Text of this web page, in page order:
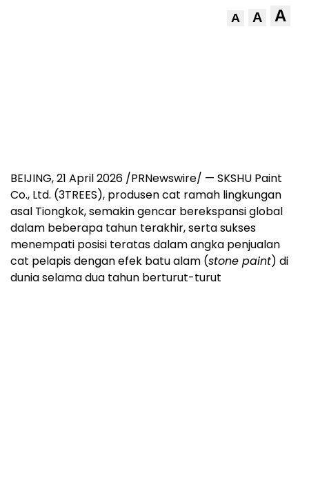
A A A
BEIJING, 21 April 2026 /PRNewswire/ — SKSHU Paint
Co., Ltd. (3TREES), produsen cat ramah lingkungan
asal Tiongkok, semakin gencar berekspansi global
dalam beberapa tahun terakhir, serta sukses
menempati posisi teratas dalam angka penjualan
cat pelapis dengan efek batu alam (stone paint) di
dunia selama dua tahun berturut-turut